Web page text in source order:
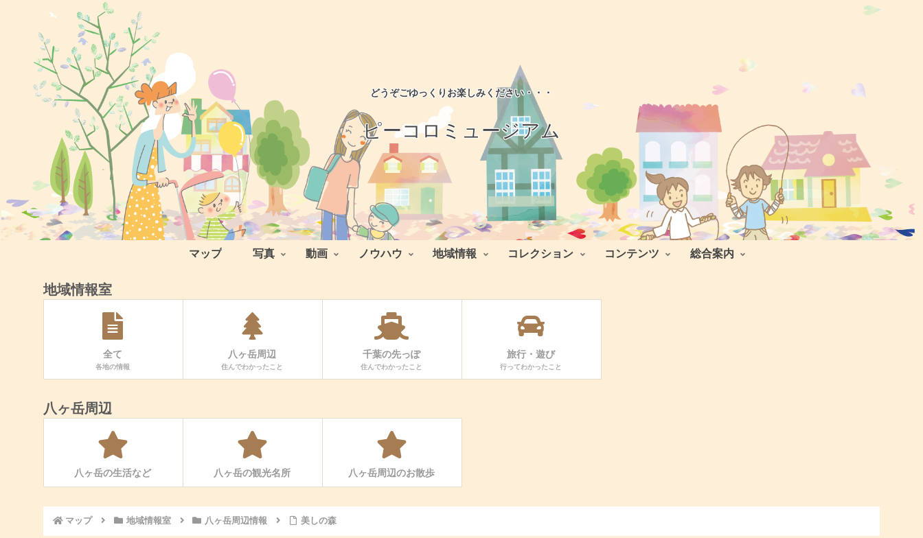
どうぞごゆっくりお楽しみください・・・
ピーコロミュージアム
マップ 写真 動画 ノウハウ 地域情報 コレクション コンテンツ 総合案内
地域情報室
全て
各地の情報
八ヶ岳周辺
住んでわかったこと
千葉の先っぽ
住んでわかったこと
旅行・遊び
行ってわかったこと
八ヶ岳周辺
八ヶ岳の生活など 八ヶ岳の観光名所 八ヶ岳周辺のお散歩
マップ 地域情報室 八ヶ岳周辺情報 美しの森